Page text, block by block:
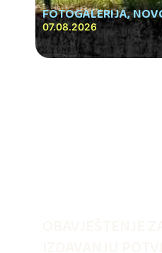
FOTOGALERIJA,
07.08.2026